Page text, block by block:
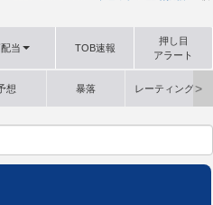
当 TOB速報
押し目
アラート
想 暴落 レーティング格